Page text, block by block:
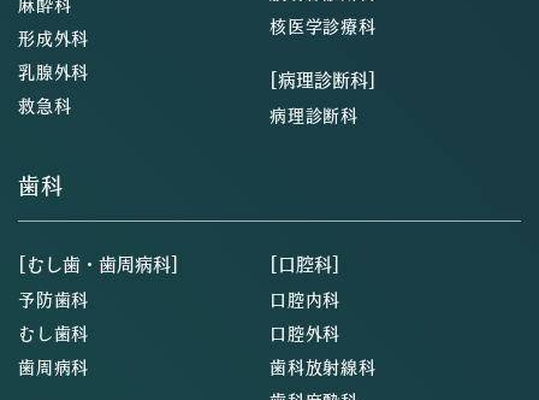
形成外科
乳腺外科
救急科
核医学診療科
[病理診断科]
病理診断科
歯科
[むし歯・歯周病科]
予防歯科
むし歯科
歯周病科
[口腔科]
口腔内科
口腔外科
歯科放射線科